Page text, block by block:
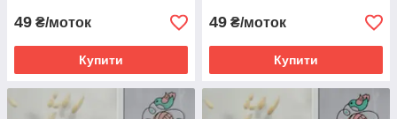
49 ₴/моток
Купити
49 ₴/моток
Купити